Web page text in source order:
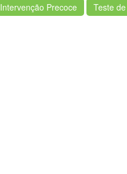
Intervenção Precoce
Teste